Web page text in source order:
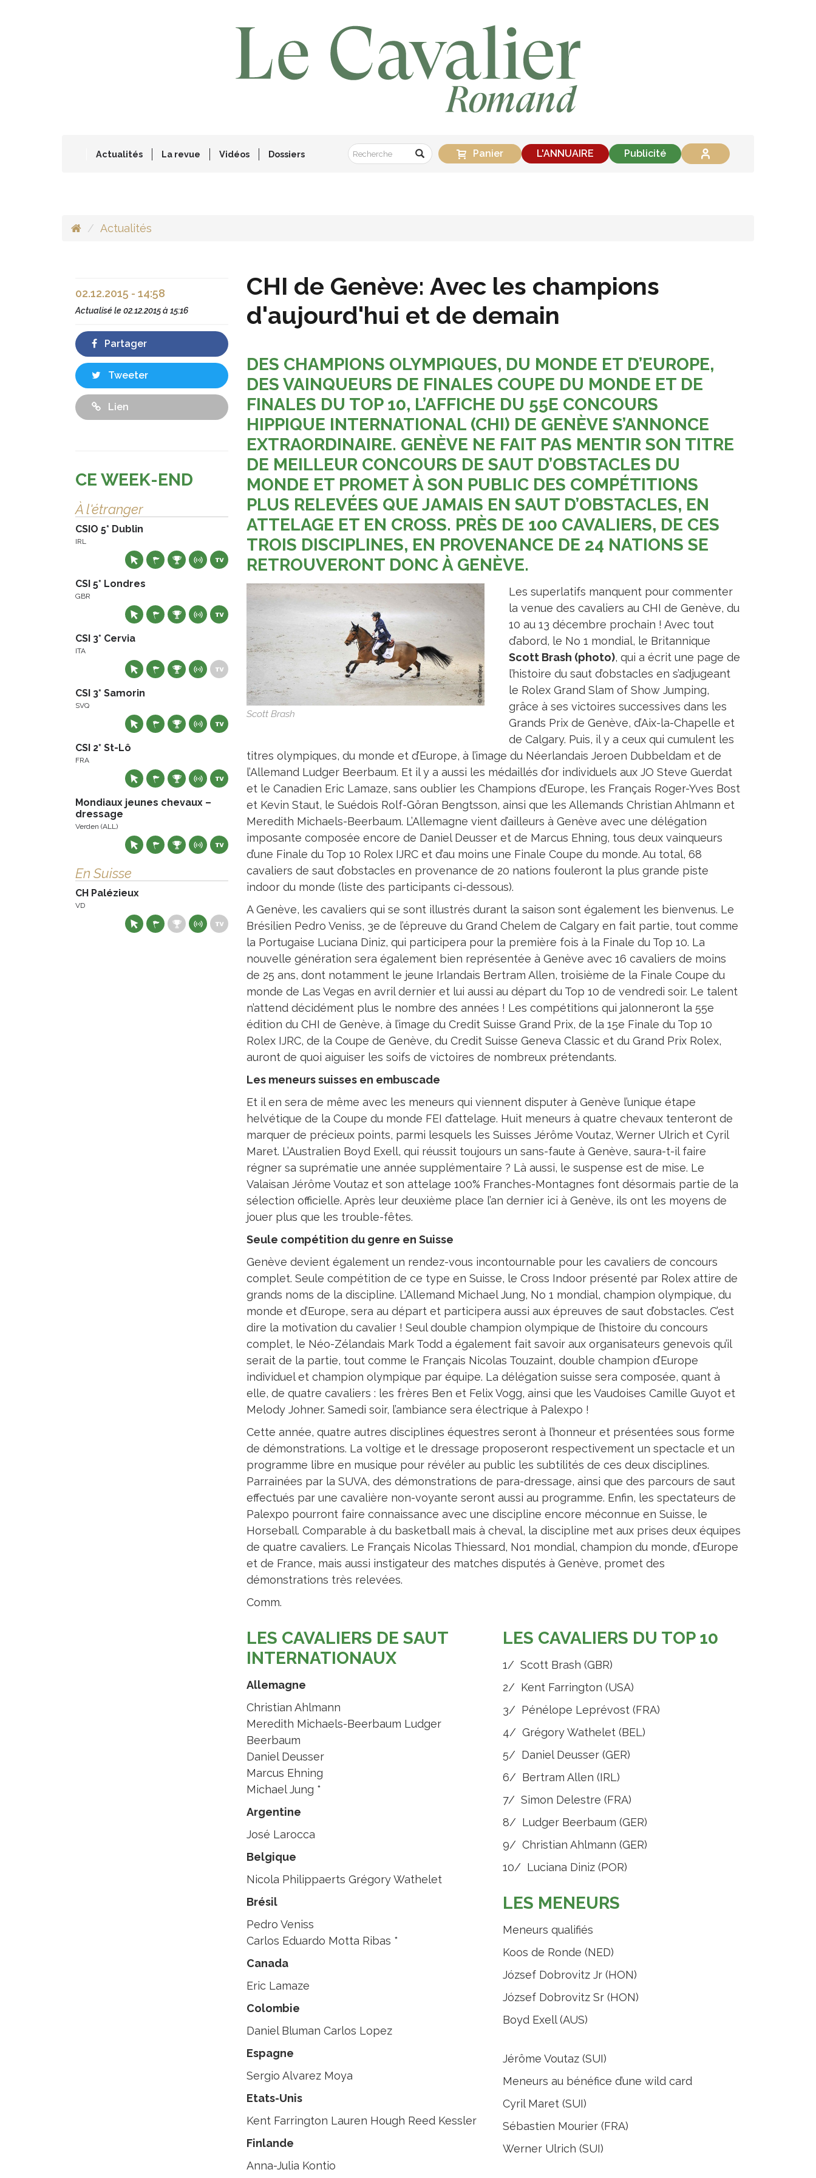
Actualités La revue Vidéos Dossiers Panier L'ANNUAIRE Publicité
Actualités
CHI de Genève: Avec les champions
d'aujourd'hui et de demain
DES CHAMPIONS OLYMPIQUES, DU MONDE ET D’EUROPE,
DES VAINQUEURS DE FINALES COUPE DU MONDE ET DE
FINALES DU TOP 10, L’AFFICHE DU 55E CONCOURS
HIPPIQUE INTERNATIONAL (CHI) DE GENÈVE S’ANNONCE
EXTRAORDINAIRE. GENÈVE NE FAIT PAS MENTIR SON TITRE
DE MEILLEUR CONCOURS DE SAUT D’OBSTACLES DU
MONDE ET PROMET À SON PUBLIC DES COMPÉTITIONS
PLUS RELEVÉES QUE JAMAIS EN SAUT D’OBSTACLES, EN
ATTELAGE ET EN CROSS. PRÈS DE 100 CAVALIERS, DE CES
TROIS DISCIPLINES, EN PROVENANCE DE 24 NATIONS SE
RETROUVERONT DONC À GENÈVE.
Scott Brash
Les superlatifs manquent pour commenter
la venue des cavaliers au CHI de Genève, du
10 au 13 décembre prochain ! Avec tout
d’abord, le No 1 mondial, le Britannique
Scott Brash (photo), qui a écrit une page de
l’histoire du saut d’obstacles en s’adjugeant
le Rolex Grand Slam of Show Jumping,
grâce à ses victoires successives dans les
Grands Prix de Genève, d’Aix-la-Chapelle et
de Calgary. Puis, il y a ceux qui cumulent les
titres olympiques, du monde et d’Europe, à l’image du Néerlandais Jeroen Dubbeldam et de
l’Allemand Ludger Beerbaum. Et il y a aussi les médaillés d’or individuels aux JO Steve Guerdat
et le Canadien Eric Lamaze, sans oublier les Champions d’Europe, les Français Roger-Yves Bost
et Kevin Staut, le Suédois Rolf-Göran Bengtsson, ainsi que les Allemands Christian Ahlmann et
Meredith Michaels-Beerbaum. L’Allemagne vient d’ailleurs à Genève avec une délégation
imposante composée encore de Daniel Deusser et de Marcus Ehning, tous deux vainqueurs
d’une Finale du Top 10 Rolex IJRC et d’au moins une Finale Coupe du monde. Au total, 68
cavaliers de saut d’obstacles en provenance de 20 nations fouleront la plus grande piste
indoor du monde (liste des participants ci-dessous).
A Genève, les cavaliers qui se sont illustrés durant la saison sont également les bienvenus. Le
Brésilien Pedro Veniss, 3e de l’épreuve du Grand Chelem de Calgary en fait partie, tout comme
la Portugaise Luciana Diniz, qui participera pour la première fois à la Finale du Top 10. La
nouvelle génération sera également bien représentée à Genève avec 16 cavaliers de moins
de 25 ans, dont notamment le jeune Irlandais Bertram Allen, troisième de la Finale Coupe du
monde de Las Vegas en avril dernier et lui aussi au départ du Top 10 de vendredi soir. Le talent
n’attend décidément plus le nombre des années ! Les compétitions qui jalonneront la 55e
édition du CHI de Genève, à l’image du Credit Suisse Grand Prix, de la 15e Finale du Top 10
Rolex IJRC, de la Coupe de Genève, du Credit Suisse Geneva Classic et du Grand Prix Rolex,
auront de quoi aiguiser les soifs de victoires de nombreux prétendants.
Les meneurs suisses en embuscade
Et il en sera de même avec les meneurs qui viennent disputer à Genève l’unique étape
helvétique de la Coupe du monde FEI d’attelage. Huit meneurs à quatre chevaux tenteront de
marquer de précieux points, parmi lesquels les Suisses Jérôme Voutaz, Werner Ulrich et Cyril
Maret. L’Australien Boyd Exell, qui réussit toujours un sans-faute à Genève, saura-t-il faire
régner sa suprématie une année supplémentaire ? Là aussi, le suspense est de mise. Le
Valaisan Jérôme Voutaz et son attelage 100% Franches-Montagnes font désormais partie de la
sélection officielle. Après leur deuxième place l’an dernier ici à Genève, ils ont les moyens de
jouer plus que les trouble-fêtes.
Seule compétition du genre en Suisse
Genève devient également un rendez-vous incontournable pour les cavaliers de concours
complet. Seule compétition de ce type en Suisse, le Cross Indoor présenté par Rolex attire de
grands noms de la discipline. L’Allemand Michael Jung, No 1 mondial, champion olympique, du
monde et d’Europe, sera au départ et participera aussi aux épreuves de saut d’obstacles. C’est
dire la motivation du cavalier ! Seul double champion olympique de l’histoire du concours
complet, le Néo-Zélandais Mark Todd a également fait savoir aux organisateurs genevois qu’il
serait de la partie, tout comme le Français Nicolas Touzaint, double champion d’Europe
individuel et champion olympique par équipe. La délégation suisse sera composée, quant à
elle, de quatre cavaliers : les frères Ben et Felix Vogg, ainsi que les Vaudoises Camille Guyot et
Melody Johner. Samedi soir, l’ambiance sera électrique à Palexpo !
Cette année, quatre autres disciplines équestres seront à l’honneur et présentées sous forme
de démonstrations. La voltige et le dressage proposeront respectivement un spectacle et un
programme libre en musique pour révéler au public les subtilités de ces deux disciplines.
Parrainées par la SUVA, des démonstrations de para-dressage, ainsi que des parcours de saut
effectués par une cavalière non-voyante seront aussi au programme. Enfin, les spectateurs de
Palexpo pourront faire connaissance avec une discipline encore méconnue en Suisse, le
Horseball. Comparable à du basketball mais à cheval, la discipline met aux prises deux équipes
de quatre cavaliers. Le Français Nicolas Thiessard, No1 mondial, champion du monde, d’Europe
et de France, mais aussi instigateur des matches disputés à Genève, promet des
démonstrations très relevées.
Comm.
LES CAVALIERS DE SAUT
INTERNATIONAUX
Allemagne
Christian Ahlmann
Meredith Michaels-Beerbaum Ludger
Beerbaum
Daniel Deusser
Marcus Ehning
Michael Jung *
Argentine
José Larocca
Belgique
Nicola Philippaerts Grégory Wathelet
Brésil
Pedro Veniss
Carlos Eduardo Motta Ribas *
Canada
Eric Lamaze
Colombie
Daniel Bluman Carlos Lopez
Espagne
Sergio Alvarez Moya
Etats-Unis
Kent Farrington Lauren Hough Reed Kessler
Finlande
Anna-Julia Kontio
LES CAVALIERS DU TOP 10
1/ Scott Brash (GBR)
2/ Kent Farrington (USA)
3/ Pénélope Leprévost (FRA)
4/ Grégory Wathelet (BEL)
5/ Daniel Deusser (GER)
6/ Bertram Allen (IRL)
7/ Simon Delestre (FRA)
8/ Ludger Beerbaum (GER)
9/ Christian Ahlmann (GER)
10/ Luciana Diniz (POR)
LES MENEURS
Meneurs qualifiés
Koos de Ronde (NED)
József Dobrovitz Jr (HON)
József Dobrovitz Sr (HON)
Boyd Exell (AUS)
Jérôme Voutaz (SUI)
Meneurs au bénéfice d’une wild card
Cyril Maret (SUI)
Sébastien Mourier (FRA)
Werner Ulrich (SUI)
02.12.2015 - 14:58
Actualisé le02.12.2015 à 15:16
Partager
Tweeter
Lien
CE WEEK-END
À l'étranger
CSIO 5* Dublin
IRL
CSI 5* Londres
GBR
CSI 3* Cervia
ITA
CSI 3* Samorin
SVQ
CSI 2* St-Lô
FRA
Mondiaux jeunes chevaux –
dressage
Verden (ALL)
En Suisse
CH Palézieux
VD